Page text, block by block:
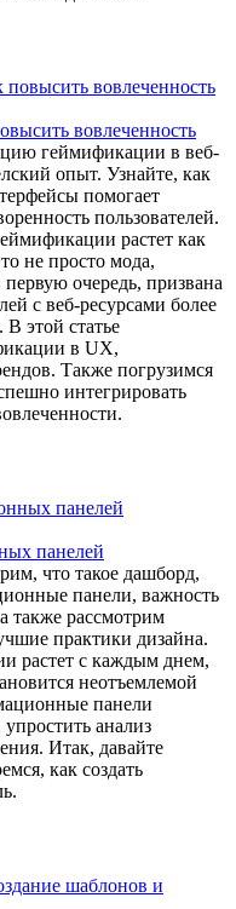
вовлеченность
геймификации в веб-
опыт. Узнайте, как
помогает
пользователей.
растет как
не просто мода,
первую очередь, призвана
с веб-ресурсами более
этой статье
в UX,
Также погрузимся
интегрировать
панелей
что такое дашборд,
панели, важность
также рассмотрим
практики дизайна.
растет с каждым днем,
неотъемлемой
панели
анализ
Итак, давайте
как создать